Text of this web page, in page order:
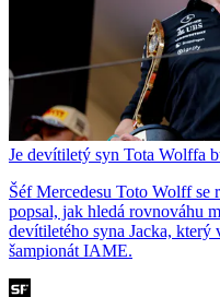
Je devítiletý syn Tota Wolffa
Šéf Mercedesu Toto Wolff se
popsal, jak hledá rovnováhu
devítiletého syna Jacka, který
šampionát IAME.